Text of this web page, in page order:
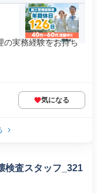
の実務経験をお持ち
気になる
検査スタッフ_321